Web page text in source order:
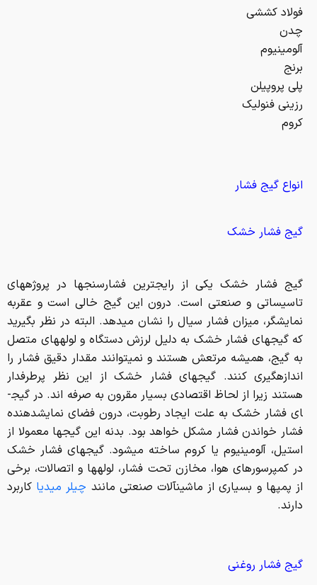
فولاد کششی
چدن
آلومینیوم
برنج
پلی پروپیلن
رزینی فنولیک
کروم
انواع گیج فشار
گیج فشار خشک
گیج فشار خشک یکی از رایج­ترین فشارسنج­ها در پروژه­های
تاسیساتی و صنعتی است. درون این گیج خالی است و عقربه
نمایشگر، میزان فشار سیال را نشان می­دهد. البته در نظر بگیرید
که گیج­های فشار خشک به دلیل لرزش دستگاه و لوله­های متصل
به گیج، همیشه مرتعش هستند و نمی­توانند مقدار دقیق فشار را
اندازه­گیری کنند. گیج­های فشار خشک از این نظر پرطرفدار
هستند زیرا از لحاظ اقتصادی بسیار مقرون به صرفه اند. در گیج­
ای فشار خشک به علت ایجاد رطوبت، درون فضای نمایش­دهنده
فشار خواندن فشار مشکل خواهد بود. بدنه این گیج­ها معمولا از
استیل، آلومینیوم یا کروم ساخته می­شود. گیج­های فشار خشک
در کمپرسورهای هوا، مخازن تحت فشار، لوله­ها و اتصالات، برخی
از پمپ­ها و بسیاری از ماشین­آلات صنعتی مانند چیلر میدیا کاربرد
دارند.
گیج فشار روغنی